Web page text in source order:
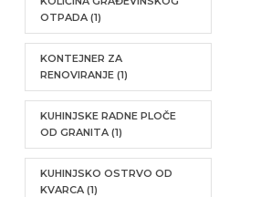
OTPADA (1)
KONTEJNER ZA
RENOVIRANJE (1)
KUHINJSKE RADNE PLOČE
OD GRANITA (1)
KUHINJSKO OSTRVO OD
KVARCA (1)